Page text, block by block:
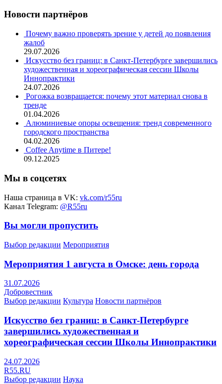
Новости партнёров
Почему важно проверять зрение у детей до появления
жалоб
29.07.2026
Искусство без границ: в Санкт-Петербурге завершились
художественная и хореографическая сессии Школы
Иннопрактики
24.07.2026
Рогожка возвращается: почему этот материал снова в
тренде
01.04.2026
Алюминиевые опоры освещения: тренд современного
городского пространства
04.02.2026
Coffee Anytime в Питере!
09.12.2025
Мы в соцсетях
Наша страница в VK: vk.com/r55ru
Канал Telegram: @R55ru
Вы могли пропустить
Выбор редакции Мероприятия
Мероприятия 1 августа в Омске: день города
31.07.2026
Добровестник
Выбор редакции Культура Новости партнёров
Искусство без границ: в Санкт-Петербурге
завершились художественная и
хореографическая сессии Школы Иннопрактики
24.07.2026
R55.RU
Выбор редакции Наука